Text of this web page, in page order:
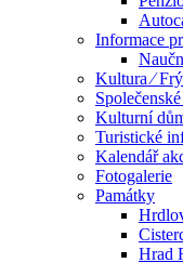
Informace
Kultura ⁄
Kulturní
Turistické
Kalendář
Fotogalerie
Památky
Hrad